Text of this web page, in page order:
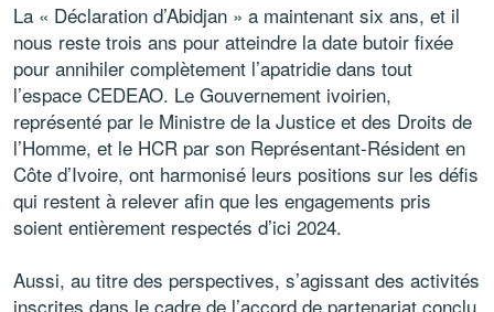
La « Déclaration d’Abidjan » a maintenant six ans, et il
nous reste trois ans pour atteindre la date butoir fixée
pour annihiler complètement l’apatridie dans tout
l’espace CEDEAO. Le Gouvernement ivoirien,
représenté par le Ministre de la Justice et des Droits de
l’Homme, et le HCR par son Représentant-Résident en
Côte d’Ivoire, ont harmonisé leurs positions sur les défis
qui restent à relever afin que les engagements pris
soient entièrement respectés d’ici 2024.
Aussi, au titre des perspectives, s’agissant des activités
inscrites dans le cadre de l’accord de partenariat conclu